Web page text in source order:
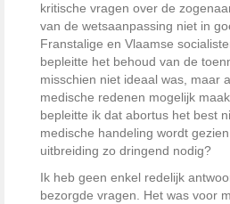
kritische vragen over de
van de wetsaanpassing niet in
Franstalige en Vlaamse
bepleitte het behoud van de
misschien niet ideaal was, maar
medische redenen mogelijk
bepleitte ik dat abortus het best
medische handeling wordt
uitbreiding zo dringend nodig?
Ik heb geen enkel redelijk
bezorgde vragen. Het was voor